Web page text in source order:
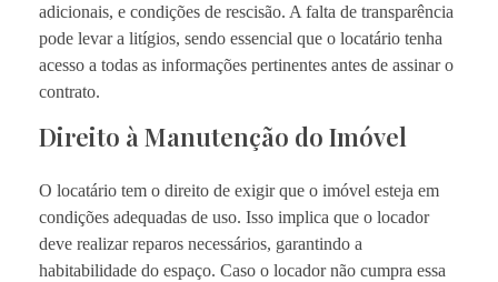
adicionais, e condições de rescisão. A falta de transparência
pode levar a litígios, sendo essencial que o locatário tenha
acesso a todas as informações pertinentes antes de assinar o
contrato.
Direito à Manutenção do Imóvel
O locatário tem o direito de exigir que o imóvel esteja em
condições adequadas de uso. Isso implica que o locador
deve realizar reparos necessários, garantindo a
habitabilidade do espaço. Caso o locador não cumpra essa